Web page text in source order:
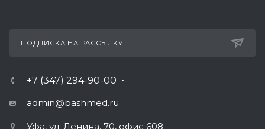
ПОДПИСКА НА РАССЫЛКУ
+7 (347) 294-90-00
admin@bashmed.ru
Уфа, ул. Ленина, 70, офис 608